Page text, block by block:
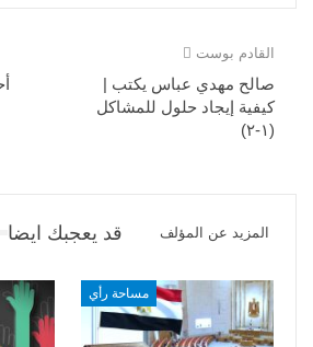
القادم بوست
صالح مهدي عباس يكتب |
كيفية إيجاد حلول للمشاكل
(١-٢)
قد يعجبك ايضا المزيد عن المؤلف
مساحة رأي